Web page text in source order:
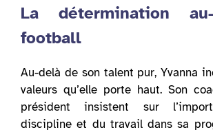
La détermination
football
Au-delà de son talent pur, Yvanna
valeurs qu’elle porte haut. Son
président insistent sur
discipline et du travail dans sa